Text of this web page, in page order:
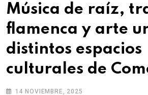
Música de raíz,
flamenca y arte
distintos espacios
culturales de
14 NOVIEMBRE, 2025